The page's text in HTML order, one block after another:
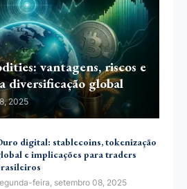
vantagens, riscos e
diversificação global
2025
digital: stablecoins, tokenização
e implicações para traders
feira, setembro 08, 2025